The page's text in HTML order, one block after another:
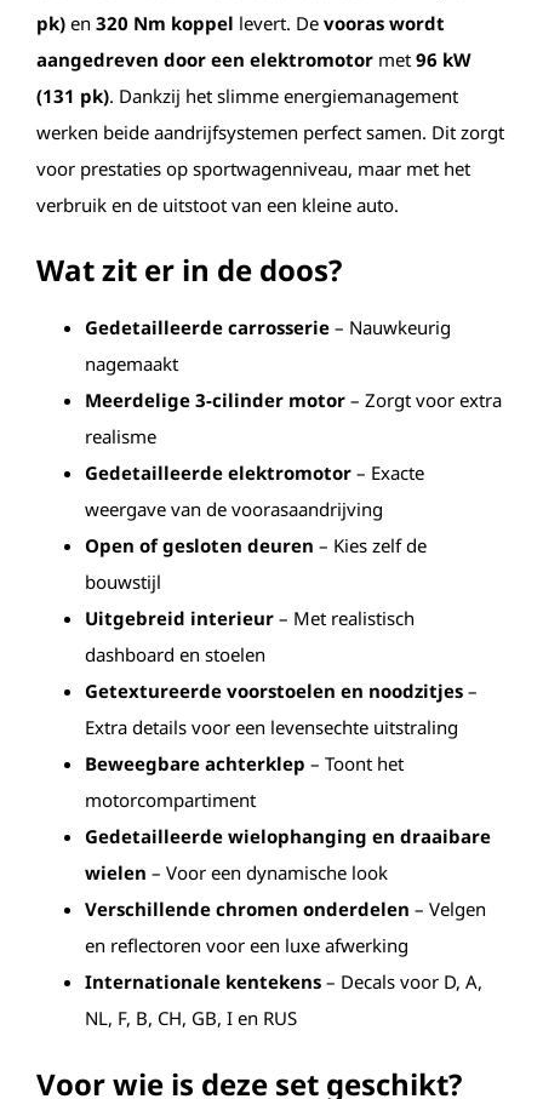
pk) en 320 Nm koppel levert. De vooras wordt
aangedreven door een elektromotor met 96 kW
(131 pk). Dankzij het slimme energiemanagement
werken beide aandrijfsystemen perfect samen. Dit zorgt
voor prestaties op sportwagenniveau, maar met het
verbruik en de uitstoot van een kleine auto.
Wat zit er in de doos?
Gedetailleerde carrosserie – Nauwkeurig
nagemaakt
Meerdelige 3-cilinder motor – Zorgt voor extra
realisme
Gedetailleerde elektromotor – Exacte
weergave van de voorasaandrijving
Open of gesloten deuren – Kies zelf de
bouwstijl
Uitgebreid interieur – Met realistisch
dashboard en stoelen
Getextureerde voorstoelen en noodzitjes –
Extra details voor een levensechte uitstraling
Beweegbare achterklep – Toont het
motorcompartiment
Gedetailleerde wielophanging en draaibare
wielen – Voor een dynamische look
Verschillende chromen onderdelen – Velgen
en reflectoren voor een luxe afwerking
Internationale kentekens – Decals voor D, A,
NL, F, B, CH, GB, I en RUS
Voor wie is deze set geschikt?